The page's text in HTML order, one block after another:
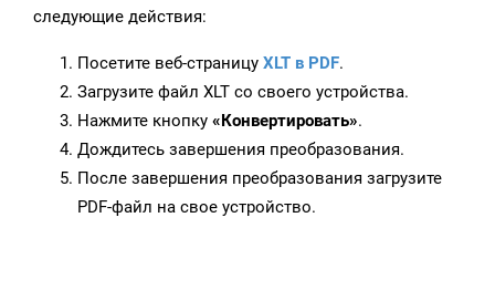
следующие действия:
Посетите веб-страницу XLT в PDF.
Загрузите файл XLT со своего устройства.
Нажмите кнопку «Конвертировать».
Дождитесь завершения преобразования.
После завершения преобразования загрузите
PDF-файл на свое устройство.